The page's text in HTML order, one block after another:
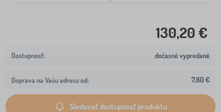
130,20 €
dočasné vypredané
Doprava na Vašu adresu od: 7,80 €
Sledovať dostupnosť produktu